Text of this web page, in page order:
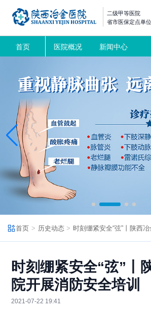
二级甲等医院
省市医保定点单位
首页 医院概况 新闻中心
首页 历史动态
时刻绷紧安全“弦”丨
院开展消防安全培训
2021-07-22 19:41